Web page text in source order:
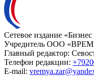
Сетевое издание
Учредитель ООО
Главный редактор:
Телефон редакции:
E-mail: